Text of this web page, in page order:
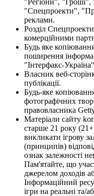
"Спецпроекти",
реклами.
Розділ
комерційними
Будь яке
поширення
"Інтерфакс-
Власник веб-
публікації.
Будь-яке
фотографічних
правовласника
Матеріали сайту
старше 21 року
викликати ігрову
(принципів)
ознак залежності
Пам'ятайте, що
джерелом доходів
Інформаційний
ігри на реальні та/